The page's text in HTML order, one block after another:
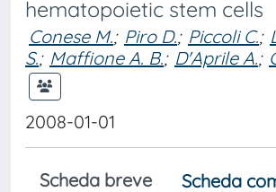
hematopoietic stem cells
Conese M.; Piro D.; Piccoli C.;
S.; Maffione A. B.; D'Aprile A.;
2008-01-01
Scheda breve
Scheda